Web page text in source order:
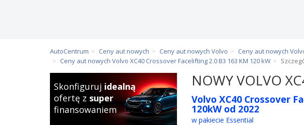
AutoCentrum Ceny aut nowych Ceny aut nowych Volvo Ceny aut nowych
Ceny aut nowych Volvo XC40 Crossover Facelifting 2.0 B3 163 KM 120 kW
NOWY VOLVO
Volvo XC40 Crossover
120kW od 2022
w pakiecie Essential
Skonfiguruj idealną
ofertę z super
finansowaniem